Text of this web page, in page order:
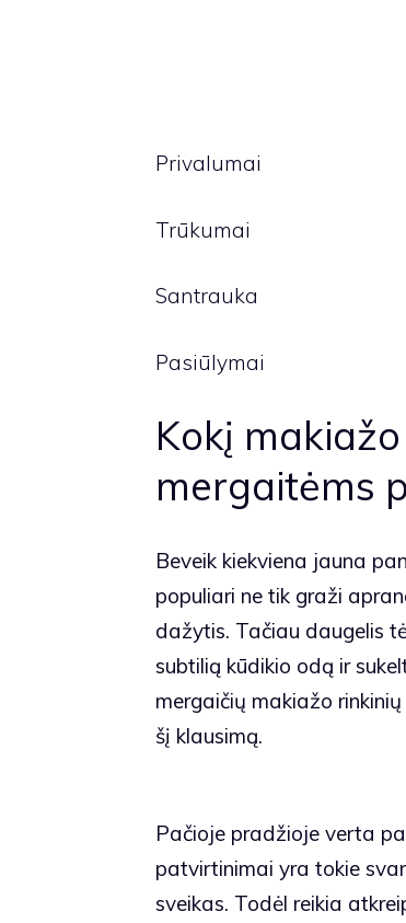
Privalumai
Trūkumai
Santrauka
Pasiūlymai
Kokį
mergaitėms
Beveik kiekviena jauna
populiari ne tik graži
dažytis. Tačiau daugelis
subtilią kūdikio odą ir
mergaičių makiažo
šį klausimą.
Pačioje pradžioje verta
patvirtinimai yra tokie
sveikas. Todėl reikia